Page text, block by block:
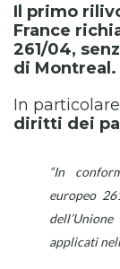
Il primo
France
261/04,
di Montreal.
In
diritti dei
“In
europeo
applicati